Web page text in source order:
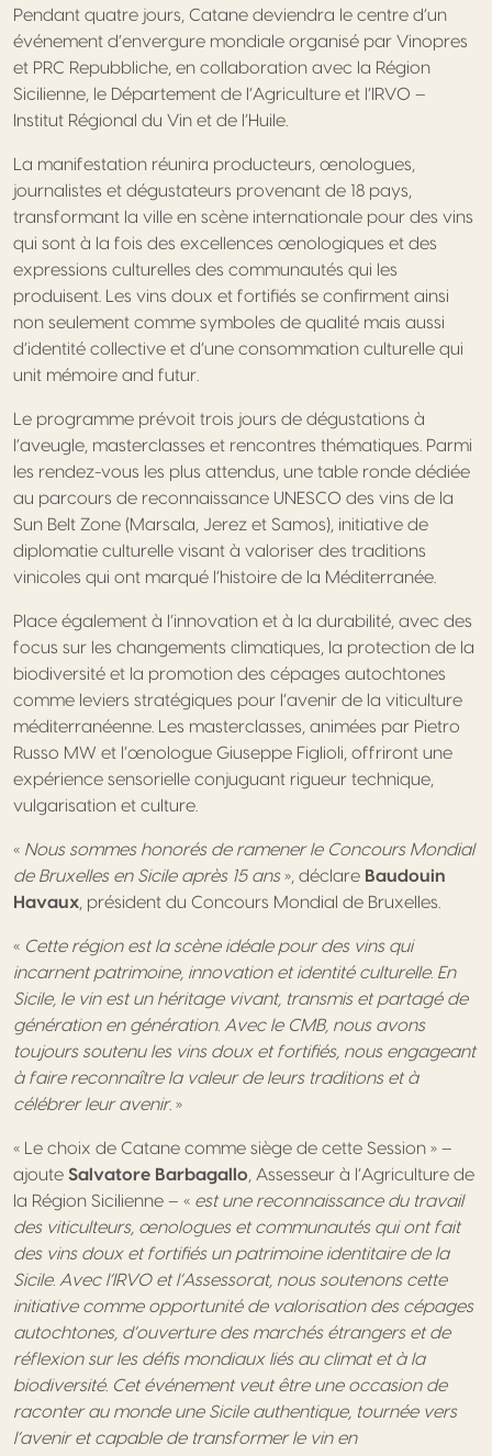
Pendant quatre jours, Catane deviendra le centre d’un
événement d’envergure mondiale organisé par Vinopres
et PRC Repubbliche, en collaboration avec la Région
Sicilienne, le Département de l’Agriculture et l’IRVO –
Institut Régional du Vin et de l’Huile.
La manifestation réunira producteurs, œnologues,
journalistes et dégustateurs provenant de 18 pays,
transformant la ville en scène internationale pour des vins
qui sont à la fois des excellences œnologiques et des
expressions culturelles des communautés qui les
produisent. Les vins doux et fortifiés se confirment ainsi
non seulement comme symboles de qualité mais aussi
d’identité collective et d’une consommation culturelle qui
unit mémoire and futur.
Le programme prévoit trois jours de dégustations à
l’aveugle, masterclasses et rencontres thématiques. Parmi
les rendez-vous les plus attendus, une table ronde dédiée
au parcours de reconnaissance UNESCO des vins de la
Sun Belt Zone (Marsala, Jerez et Samos), initiative de
diplomatie culturelle visant à valoriser des traditions
vinicoles qui ont marqué l’histoire de la Méditerranée.
Place également à l’innovation et à la durabilité, avec des
focus sur les changements climatiques, la protection de la
biodiversité et la promotion des cépages autochtones
comme leviers stratégiques pour l’avenir de la viticulture
méditerranéenne. Les masterclasses, animées par Pietro
Russo MW et l’œnologue Giuseppe Figlioli, offriront une
expérience sensorielle conjuguant rigueur technique,
vulgarisation et culture.
« Nous sommes honorés de ramener le Concours Mondial
de Bruxelles en Sicile après 15 ans», déclare Baudouin
Havaux , président du Concours Mondial de Bruxelles.
« Cette région est la scène idéale pour des vins qui
incarnent patrimoine, innovation et identité culturelle. En
Sicile, le vin est un héritage vivant, transmis et partagé de
génération en génération. Avec le CMB, nous avons
toujours soutenu les vins doux et fortifiés, nous engageant
à faire reconnaître la valeur de leurs traditions et à
célébrer leur avenir. »
« Le choix de Catane comme siège de cette Session » –
ajoute Salvatore Barbagallo , Assesseur à l’Agriculture de
la Région Sicilienne – « est une reconnaissance du travail
des viticulteurs, œnologues et communautés qui ont fait
des vins doux et fortifiés un patrimoine identitaire de la
Sicile. Avec l’IRVO et l’Assessorat, nous soutenons cette
initiative comme opportunité de valorisation des cépages
autochtones, d’ouverture des marchés étrangers et de
réflexion sur les défis mondiaux liés au climat et à la
biodiversité. Cet événement veut être une occasion de
raconter au monde une Sicile authentique, tournée vers
l’avenir et capable de transformer le vin en